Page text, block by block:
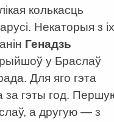
колькасць
Некаторыя з іх
Генадзь
у Браслаў
Для яго гэта
за гэты год.
а другую — з